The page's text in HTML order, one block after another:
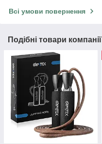
Всі умови повернення
Подібні товари компанії